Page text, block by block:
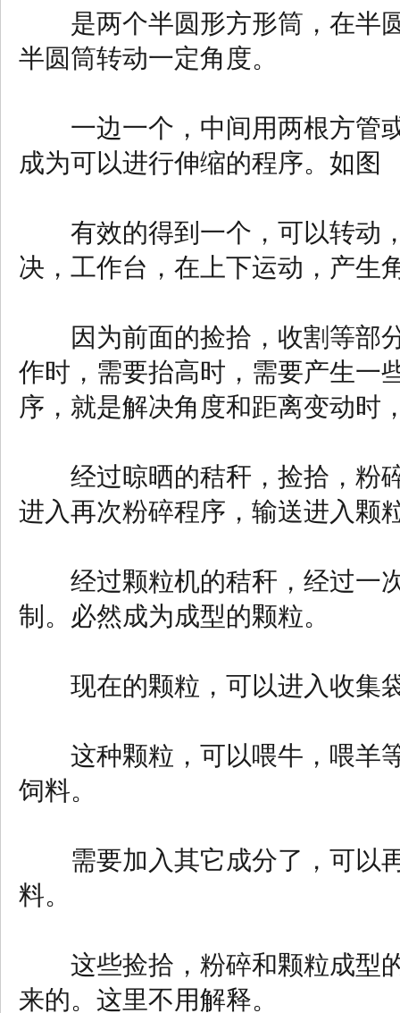
是两个半圆形方形筒，在半
半圆筒转动一定角度。
一边一个，中间用两根方管
成为可以进行伸缩的程序。如图
有效的得到一个，可以转动
决，工作台，在上下运动，产生
因为前面的捡拾，收割等部
作时，需要抬高时，需要产生一
序，就是解决角度和距离变动时
经过晾晒的秸秆，捡拾，粉
进入再次粉碎程序，输送进入颗
经过颗粒机的秸秆，经过一
制。必然成为成型的颗粒。
现在的颗粒，可以进入收集
这种颗粒，可以喂牛，喂羊
饲料。
需要加入其它成分了，可以
料。
这些捡拾，粉碎和颗粒成型
来的。这里不用解释。